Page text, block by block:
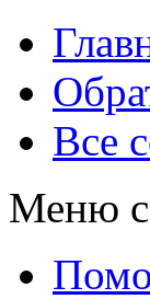
Все
Меню